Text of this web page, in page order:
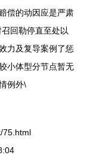
偿的动因应是严肃
回勒停直至处以
力及复导案例了惩
小体型分节点暂无
例外\
75.html